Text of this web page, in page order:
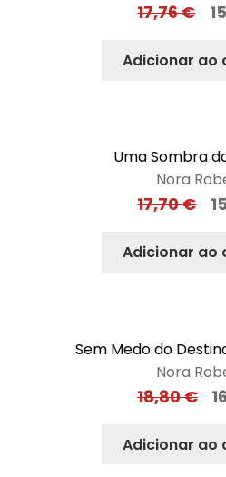
17,76€
Adicionar ao
Uma Sombra
Nora
17,70€
Adicionar ao
Sem Medo do
Nora
18,80€
Adicionar ao